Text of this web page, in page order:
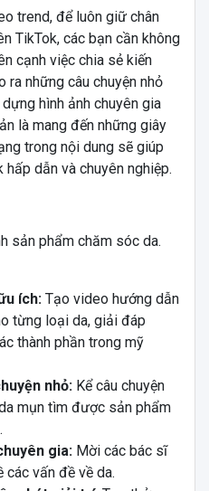
trend, để luôn giữ chân
TikTok, các bạn cần không
cạnh việc chia sẻ kiến
ra những câu chuyện nhỏ
hình ảnh chuyên gia
là mang đến những giây
trong nội dung sẽ giúp
dẫn và chuyên nghiệp.
sản phẩm chăm sóc da.
ích:Tạo video hướng dẫn
từng loại da, giải đáp
thành phần trong mỹ
nhỏ:Kể câu chuyện
mụn tìm được sản phẩm
gia:Mời các bác sĩ
các vấn đề về da.